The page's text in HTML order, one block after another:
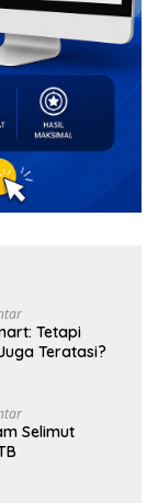
Tetapi
Teratasi?
Selimut